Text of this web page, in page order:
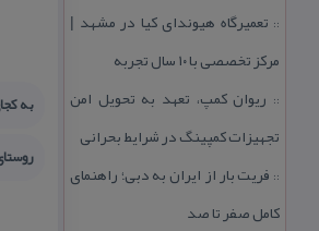
:: تعمیرگاه هیوندای كیا در مشهد |
مركز تخصصی با ۱۰ سال تجربه
:: ریوان كمپ، تعهد به تحویل امن
تجهیزات كمپینگ در شرایط بحرانی
:: فریت بار از ایران به دبی؛ راهنمای
كامل صفر تا صد
به